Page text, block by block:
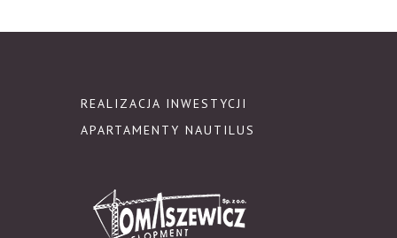
REALIZACJA INWESTYCJI
APARTAMENTY NAUTILUS